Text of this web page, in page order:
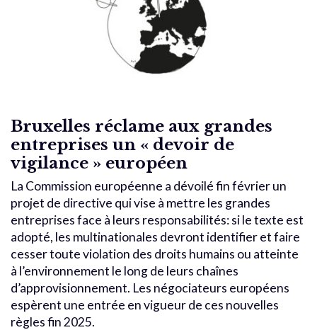
Bruxelles réclame aux grandes
entreprises un « devoir de
vigilance » européen
La Commission européenne a dévoilé fin février un
projet de directive qui vise à mettre les grandes
entreprises face à leurs responsabilités: si le texte est
adopté, les multinationales devront identifier et faire
cesser toute violation des droits humains ou atteinte
à l’environnement le long de leurs chaînes
d’approvisionnement. Les négociateurs européens
espèrent une entrée en vigueur de ces nouvelles
règles fin 2025.